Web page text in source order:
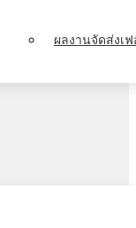
ผลงานจัดส่งเ